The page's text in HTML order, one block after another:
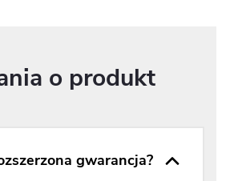
o produkt
gwarancja?